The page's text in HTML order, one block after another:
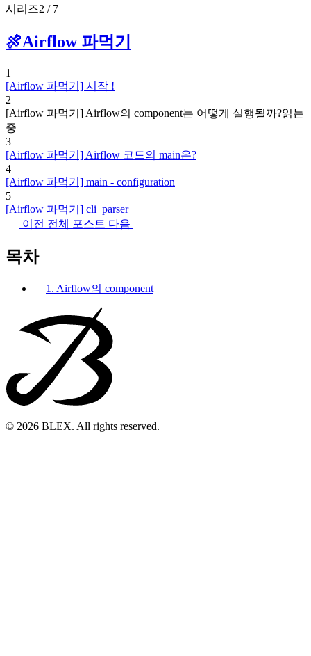
시리즈2 / 7
🍖Airflow 파먹기
1
[Airflow 파먹기] 시작 !
2
[Airflow 파먹기] Airflow의 component는 어떻게 실행될까?읽는
중
3
[Airflow 파먹기] Airflow 코드의 main은?
4
[Airflow 파먹기] main - configuration
5
[Airflow 파먹기] cli_parser
이전 전체 포스트 다음
목차
1. Airflow의 component
© 2026 BLEX. All rights reserved.